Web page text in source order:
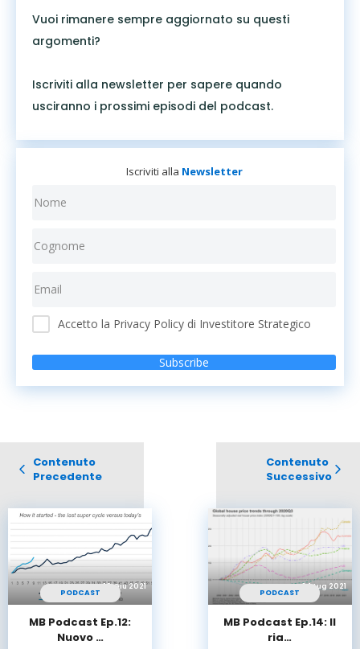
Vuoi rimanere sempre aggiornato su questi
argomenti?
Iscriviti alla newsletter per sapere quando
usciranno i prossimi episodi del podcast.
Iscriviti alla Newsletter
Accetto la Privacy Policy di Investitore Strategico
Subscribe
Contenuto
Precedente
PODCAST
10 Giu 2021
MB Podcast Ep.12:
Nuovo …
Contenuto
Successivo
PODCAST
24 Lug 2021
MB Podcast Ep.14: Il
ria…